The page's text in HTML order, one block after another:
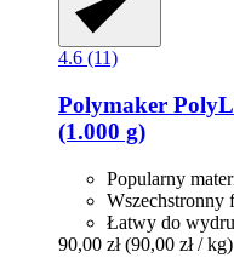
4.6 (11)
Polymaker
(1.000 g)
Popularny
Wszechstronny
Łatwy do
90,00 zł (90,00 zł / kg)